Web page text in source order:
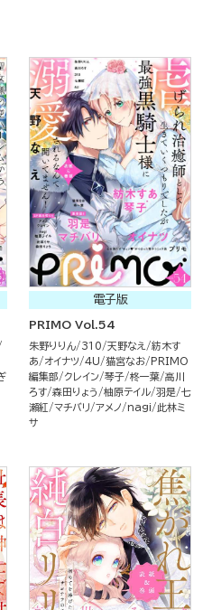
電子版
PRIMO Vol.54
朱野りりん 310 天野なえ
紡木す
あ
オイナツ 4U 猫宮なお
PRIMO
編集部
クレイン 琴子 柊一葉 高川
ろす 森田りょう 柚原テイル 羽是 七
瀬紅
マチバリ アメノ nagi
此林ミ
サ